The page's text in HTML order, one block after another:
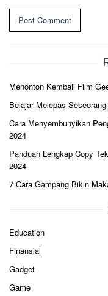
Menonton Kembali Film
Belajar Melepas
Cara Menyembunyikan
2024
Panduan Lengkap Copy
2024
7 Cara Gampang Bikin
Education
Finansial
Gadget
Game